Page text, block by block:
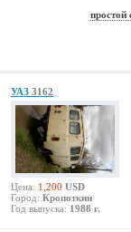
простой
УАЗ 3162
Цена: 1,200 USD
Город: Кропоткин
Год выпуска: 1988 г.